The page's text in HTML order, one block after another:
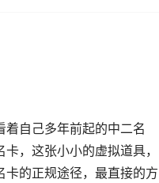
自己多年前起的中二名
，这张小小的虚拟道具，
的正规途径，最直接的方